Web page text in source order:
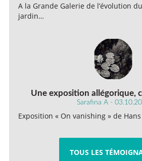
A la Grande Galerie de l’évolution
jardin…
Une exposition allégorique,
Sarafina A -
Exposition « On vanishing » de
TOUS LES